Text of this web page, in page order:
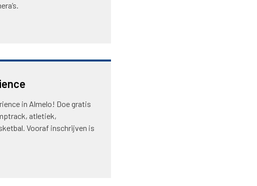
in Almelo! Doe gratis
atletiek,
Vooraf inschrijven is